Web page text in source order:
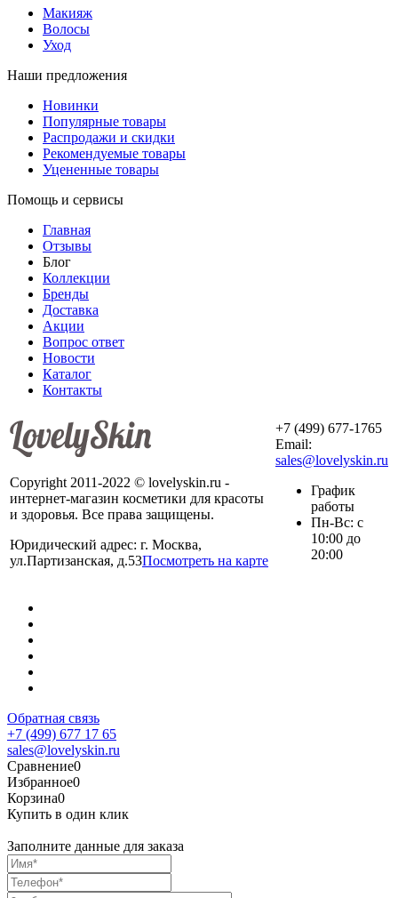
Макияж
Волосы
Уход
Наши предложения
Новинки
Популярные товары
Распродажи и скидки
Рекомендуемые товары
Уцененные товары
Помощь и сервисы
Главная
Отзывы
Блог
Коллекции
Бренды
Доставка
Акции
Вопрос ответ
Новости
Каталог
Контакты
Copyright 2011-2022 © lovelyskin.ru -
интернет-магазин косметики для красоты
и здоровья. Все права защищены.
Юридический адрес: г. Москва,
ул.Партизанская, д.53Посмотреть на карте
+7 (499) 677-1765
Email:
sales@lovelyskin.ru
График
работы
Пн-Вс: с
10:00 до
20:00
Обратная связь
+7 (499) 677 17 65
sales@lovelyskin.ru
Сравнение0
Избранное0
Корзина0
Купить в один клик
Заполните данные для заказа